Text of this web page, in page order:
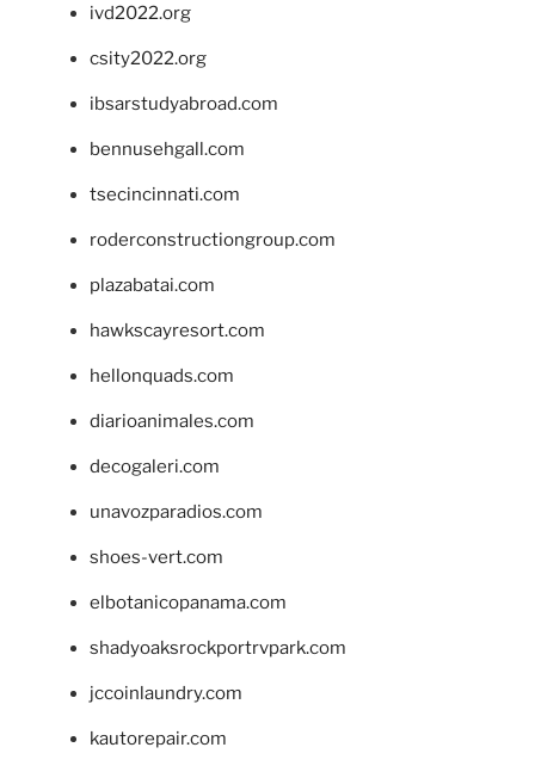
ivd2022.org
csity2022.org
ibsarstudyabroad.com
bennusehgall.com
tsecincinnati.com
roderconstructiongroup.com
plazabatai.com
hawkscayresort.com
hellonquads.com
diarioanimales.com
decogaleri.com
unavozparadios.com
shoes-vert.com
elbotanicopanama.com
shadyoaksrockportrvpark.com
jccoinlaundry.com
kautorepair.com